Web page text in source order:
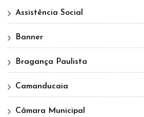
Assistência Social
Banner
Bragança Paulista
Camanducaia
Câmara Municipal